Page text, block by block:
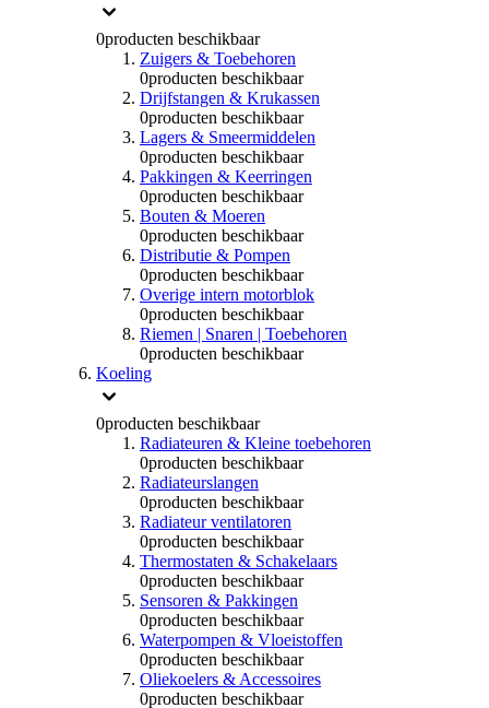
0producten beschikbaar
Zuigers & Toebehoren
0producten beschikbaar
Drijfstangen & Krukassen
0producten beschikbaar
Lagers & Smeermiddelen
0producten beschikbaar
Pakkingen & Keerringen
0producten beschikbaar
Bouten & Moeren
0producten beschikbaar
Distributie & Pompen
0producten beschikbaar
Overige intern motorblok
0producten beschikbaar
Riemen | Snaren | Toebehoren
0producten beschikbaar
Koeling
0producten beschikbaar
Radiateuren & Kleine toebehoren
0producten beschikbaar
Radiateurslangen
0producten beschikbaar
Radiateur ventilatoren
0producten beschikbaar
Thermostaten & Schakelaars
0producten beschikbaar
Sensoren & Pakkingen
0producten beschikbaar
Waterpompen & Vloeistoffen
0producten beschikbaar
Oliekoelers & Accessoires
0producten beschikbaar